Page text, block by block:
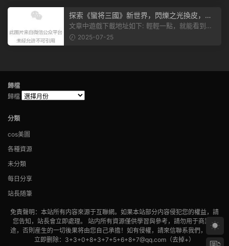
探索《蠻将三國》新世界，閃爍之光換皮，共
赴手遊盛宴！
文章中遊戲下載地址如下: 輕輕一點，就能看到原
文。 滑動一下屏幕，就能看到...
2025-07-25
歸檔
歸檔
分類
cos美圖
各種資源
未分類
每日分享
站長随筆
免責聲明：本站所有内容來源于互聯網。如果本站部分内容侵犯您的權益，請
您告知，站長會立即處理。 站内所有資源僅供學習與參考，請勿用于商業用
途，否則産生的一切後果将由您自己承擔！如有侵權，請來信聯系我們，我們
立即删除：3+3+0+8+3+7+5+6+8+7@qq.com（去掉+）